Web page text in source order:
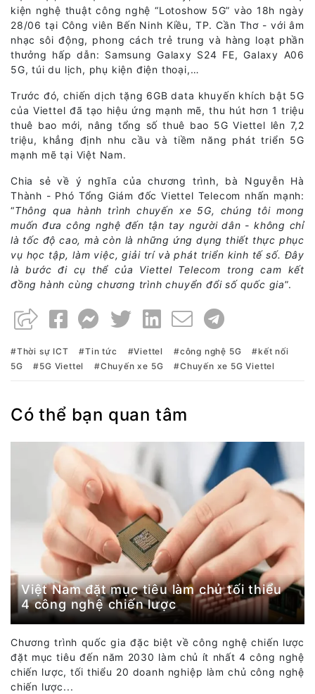
kiện nghệ thuật công nghệ “Lotoshow 5G” vào 18h ngày
28/06 tại Công viên Bến Ninh Kiều, TP. Cần Thơ - với âm
nhạc sôi động, phong cách trẻ trung và hàng loạt phần
thưởng hấp dẫn: Samsung Galaxy S24 FE, Galaxy A06
5G, túi du lịch, phụ kiện điện thoại,…
Trước đó, chiến dịch tặng 6GB data khuyến khích bật 5G
của Viettel đã tạo hiệu ứng mạnh mẽ, thu hút hơn 1 triệu
thuê bao mới, nâng tổng số thuê bao 5G Viettel lên 7,2
triệu, khẳng định nhu cầu và tiềm năng phát triển 5G
mạnh mẽ tại Việt Nam.
Chia sẻ về ý nghĩa của chương trình, bà Nguyễn Hà
Thành - Phó Tổng Giám đốc Viettel Telecom nhấn mạnh:
“Thông qua hành trình chuyến xe 5G, chúng tôi mong
muốn đưa công nghệ đến tận tay người dân - không chỉ
là tốc độ cao, mà còn là những ứng dụng thiết thực phục
vụ học tập, làm việc, giải trí và phát triển kinh tế số. Đây
là bước đi cụ thể của Viettel Telecom trong cam kết
đồng hành cùng chương trình chuyển đổi số quốc gia”.
Thời sự ICT Tin tức Viettel công nghệ 5G
kết nối
5G
5G Viettel Chuyến xe 5G Chuyến xe 5G Viettel
Có thể bạn quan tâm
Việt Nam đặt mục tiêu làm chủ tối thiểu
4 công nghệ chiến lược
Chương trình quốc gia đặc biệt về công nghệ chiến lược
đặt mục tiêu đến năm 2030 làm chủ ít nhất 4 công nghệ
chiến lược, tối thiểu 20 doanh nghiệp làm chủ công nghệ
chiến lược...